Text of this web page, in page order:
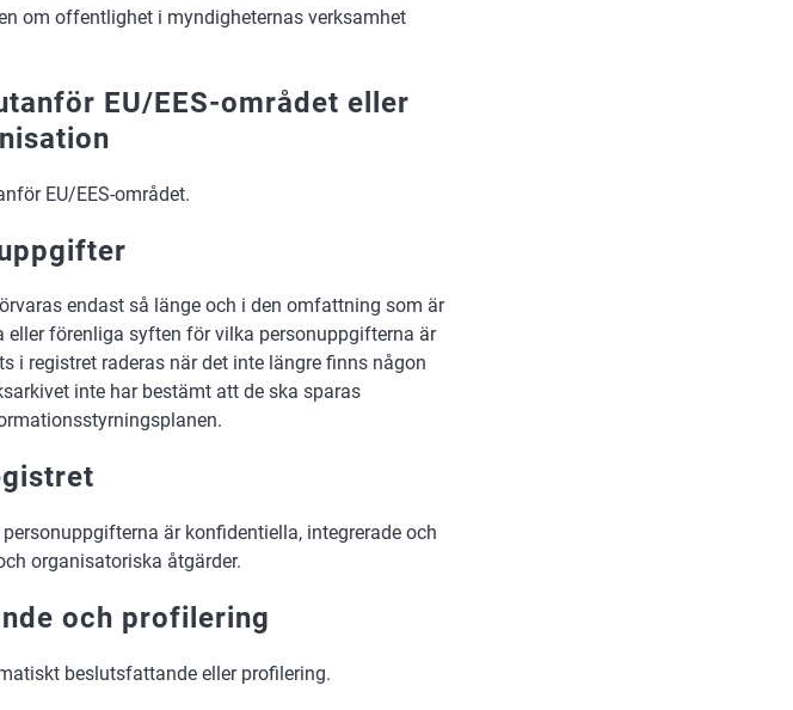
om offentlighet i myndigheternas verksamhet
EU/EES-området eller
EU/EES-området.
endast så länge och i den omfattning som är
förenliga syften för vilka personuppgifterna är
i registret raderas när det inte längre finns någon
inte har bestämt att de ska sparas
är konfidentiella, integrerade och
organisatoriska åtgärder.
och profilering
beslutsfattande eller profilering.